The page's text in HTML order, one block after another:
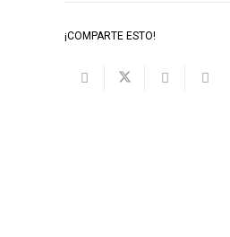
¡COMPARTE ESTO!